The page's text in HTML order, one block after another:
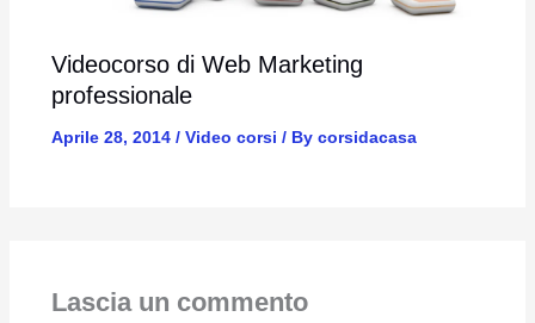
Videocorso di Web Marketing
professionale
Aprile 28, 2014 / Video corsi / By corsidacasa
Lascia un commento